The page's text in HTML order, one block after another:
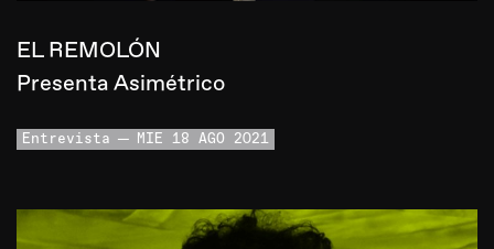
EL REMOLÓN
Presenta Asimétrico
Entrevista MIE 18 AGO 2021